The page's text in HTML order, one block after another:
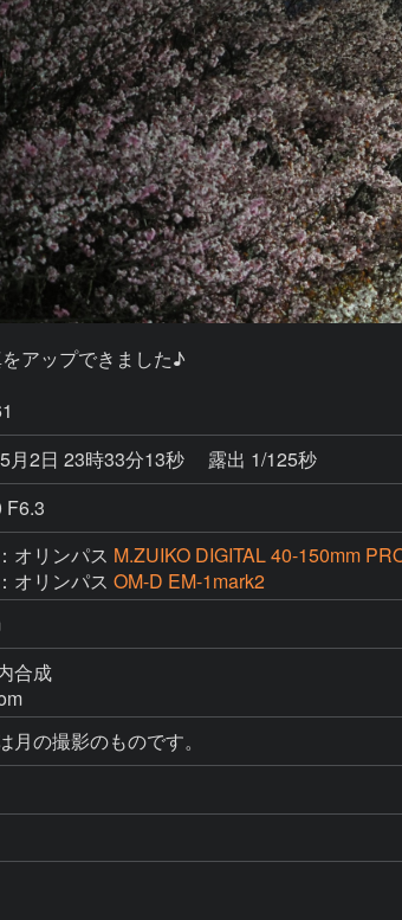
アップできました♪
月2日 23時33分13秒
露出 1/125秒
F6.3
オリンパス M.ZUIKO DIGITAL 40-150mm
オリンパス OM-D EM-1mark2
合成
月の撮影のものです。